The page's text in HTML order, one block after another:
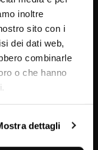
inoltre
sito con i
dei dati web,
combinarle
o che hanno
dettagli